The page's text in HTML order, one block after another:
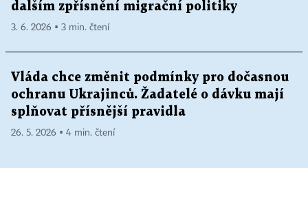
dalším zpřísnění migrační politiky
3. 6. 2026 ▪ 3 min. čtení
Vláda chce změnit podmínky pro dočasnou
ochranu Ukrajinců. Žadatelé o dávku mají
splňovat přísnější pravidla
26. 5. 2026 ▪ 4 min. čtení